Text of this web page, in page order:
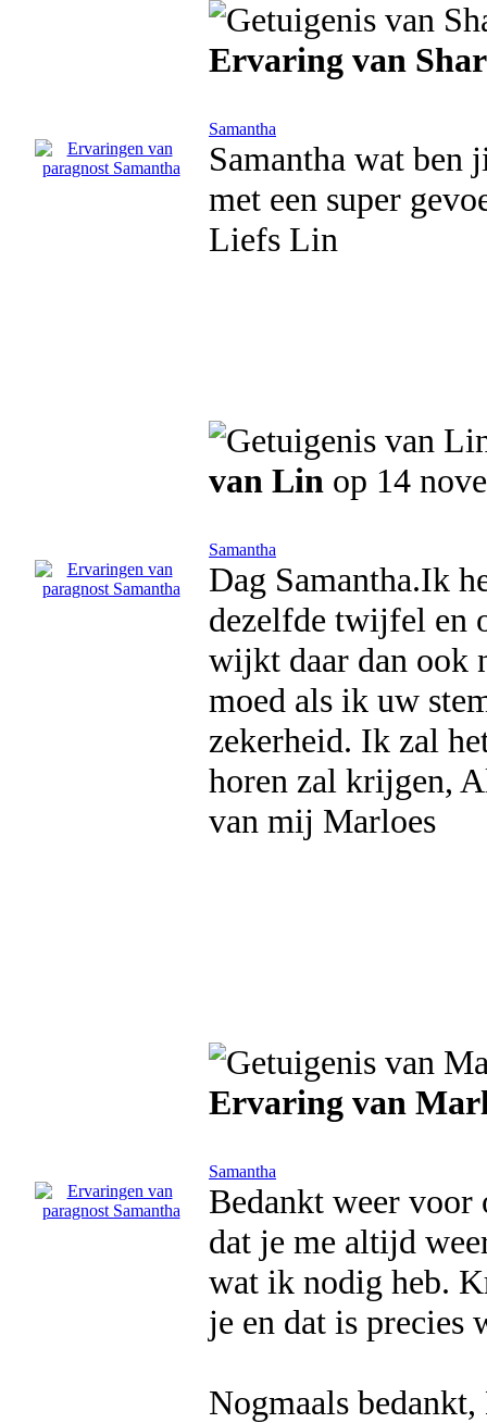
Ervaring van
Samantha
Samantha wat ben
met een super
Liefs Lin
van Lin op 14
Samantha
Dag Samantha.Ik
dezelfde twijfel en
wijkt daar dan ook
moed als ik uw
zekerheid. Ik zal
horen zal krijgen,
van mij Marloes
Ervaring van
Samantha
Bedankt weer voor
dat je me altijd
wat ik nodig heb.
je en dat is precies
Nogmaals